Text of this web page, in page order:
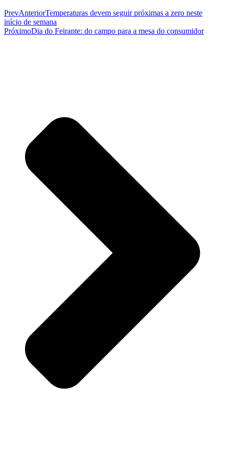
PrevAnteriorTemperaturas devem seguir próximas a zero neste
início de semana
PróximoDia do Feirante: do campo para a mesa do consumidor